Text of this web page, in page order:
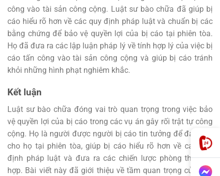
công vào tài sản công cộng. Luật sư bào chữa đã giúp bị
cáo hiểu rõ hơn về các quy định pháp luật và chuẩn bị các
bằng chứng để bảo vệ quyền lợi của bị cáo tại phiên tòa.
Họ đã đưa ra các lập luận pháp lý về tính hợp lý của việc bị
cáo tấn công vào tài sản công cộng và giúp bị cáo tránh
khỏi những hình phạt nghiêm khắc.
Kết luận
Luật sư bào chữa đóng vai trò quan trọng trong việc bảo
vệ quyền lợi của bị cáo trong các vụ án gây rối trật tự công
cộng. Họ là người được người bị cáo tin tưởng để đại diện
cho họ tại phiên tòa, giúp bị cáo hiểu rõ hơn về các quy
định pháp luật và đưa ra các chiến lược phòng thủ phù
hợp. Bài viết này đã giới thiệu về tầm quan trọng của luật